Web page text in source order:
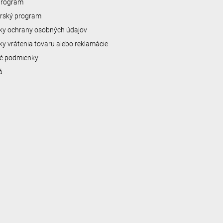
program
ochrany osobných údajov
vrátenia tovaru alebo reklamácie
podmienky